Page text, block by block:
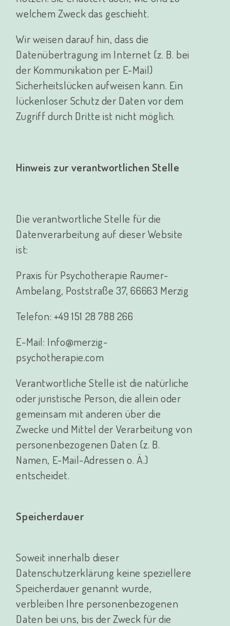
welchem Zweck das geschieht.
Wir weisen darauf hin, dass die
Datenübertragung im Internet (z. B. bei
der Kommunikation per E-Mail)
Sicherheitslücken aufweisen kann. Ein
lückenloser Schutz der Daten vor dem
Zugriff durch Dritte ist nicht möglich.
Hinweis zur verantwortlichen Stelle
Die verantwortliche Stelle für die
Datenverarbeitung auf dieser Website
ist:
Praxis für Psychotherapie Raumer-
Ambelang, Poststraße 37, 66663 Merzig
Telefon: +49 151 28 788 266
E-Mail: Info@merzig-
psychotherapie.com
Verantwortliche Stelle ist die natürliche
oder juristische Person, die allein oder
gemeinsam mit anderen über die
Zwecke und Mittel der Verarbeitung von
personenbezogenen Daten (z. B.
Namen, E-Mail-Adressen o. Ä.)
entscheidet.
Speicherdauer
Soweit innerhalb dieser
Datenschutzerklärung keine speziellere
Speicherdauer genannt wurde,
verbleiben Ihre personenbezogenen
Daten bei uns, bis der Zweck für die